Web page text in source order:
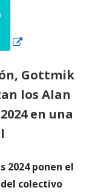
Gottmik
los Alan
en una
2024 ponen el
colectivo